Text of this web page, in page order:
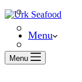
Menu
Menu